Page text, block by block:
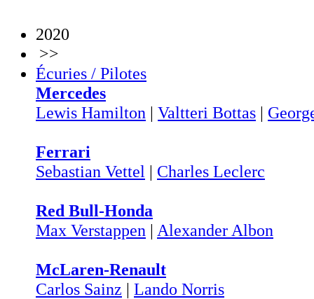
2020
>>
Écuries / Pilotes
Mercedes
Lewis Hamilton | Valtteri Bottas |
Ferrari
Sebastian Vettel | Charles Leclerc
Red Bull-Honda
Max Verstappen | Alexander Albon
McLaren-Renault
Carlos Sainz | Lando Norris